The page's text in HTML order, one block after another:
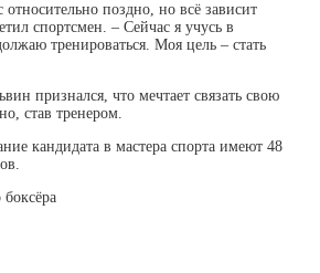
поздно, но всё зависит
спортсмен. – Сейчас я учусь в
тренироваться. Моя цель – стать
признался, что мечтает связать свою
став тренером.
кандидата в мастера спорта имеют 48